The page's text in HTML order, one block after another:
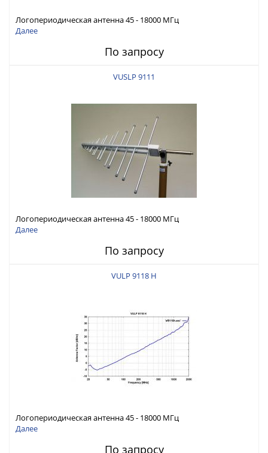
Логопериодическая антенна 45 - 18000 МГц
Далее
По запросу
VUSLP 9111
Логопериодическая антенна 45 - 18000 МГц
Далее
По запросу
VULP 9118 H
Логопериодическая антенна 45 - 18000 МГц
Далее
По запросу